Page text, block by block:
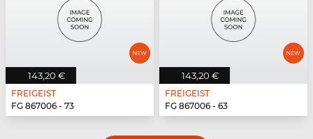
143,20 €
FREIGEIST
FG 867006 - 73
143,20 €
FREIGEIST
FG 867006 - 63